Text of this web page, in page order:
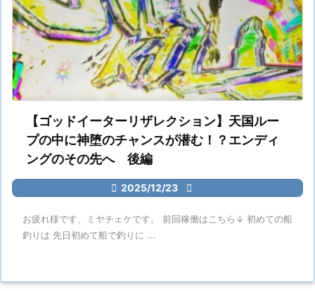
【ゴッドイーターリザレクション】天国ルー
プの中に神堕のチャンスが潜む！？エンディ
ングのその先へ 後編
 2025/12/23 
お疲れ様です、ミヤチェケです。 前回稼働はこちら↓ 初めての船
釣りは 先日初めて船で釣りに ...